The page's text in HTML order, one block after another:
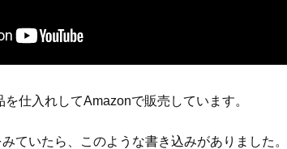
仕入れしてAmazonで販売しています。
ていたら、このような書き込みがありました。